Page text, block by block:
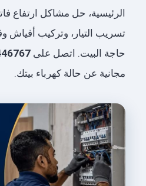
الرئيسية، حل مشاكل ارتفاع
تسريب التيار، وتركيب
حاجة البيت. اتصل على
مجانية عن حالة كهرباء بيتك.